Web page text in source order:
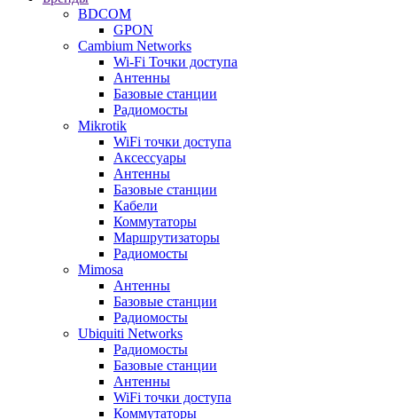
BDCOM
GPON
Cambium Networks
Wi-Fi Точки доступа
Антенны
Базовые станции
Радиомосты
Mikrotik
WiFi точки доступа
Аксессуары
Антенны
Базовые станции
Кабели
Коммутаторы
Маршрутизаторы
Радиомосты
Mimosa
Антенны
Базовые станции
Радиомосты
Ubiquiti Networks
Радиомосты
Базовые станции
Антенны
WiFi точки доступа
Коммутаторы